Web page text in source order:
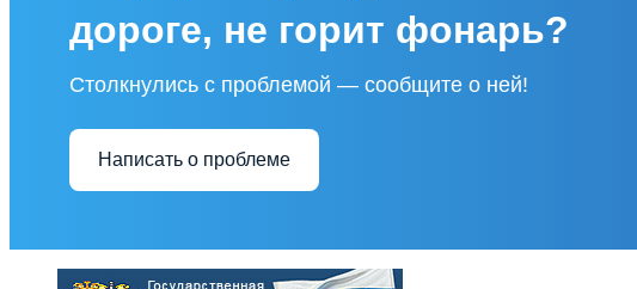
дороге, не горит фонарь?
Столкнулись с проблемой — сообщите о ней!
Написать о проблеме